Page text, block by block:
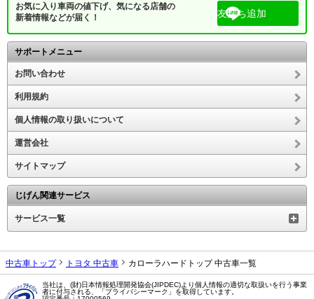
お気に入り車両の値下げ、気になる店舗の
新着情報などが届く！
友だち追加
サポートメニュー
お問い合わせ
利用規約
個人情報の取り扱いについて
運営会社
サイトマップ
じげん関連サービス
サービス一覧
中古車トップ トヨタ 中古車 カローラハードトップ 中古車一覧
当社は、(財)日本情報処理開発協会(JIPDEC)より個人情報の適切な取扱いを行う事業
者に付与される、「プライバシーマーク」を取得しています。